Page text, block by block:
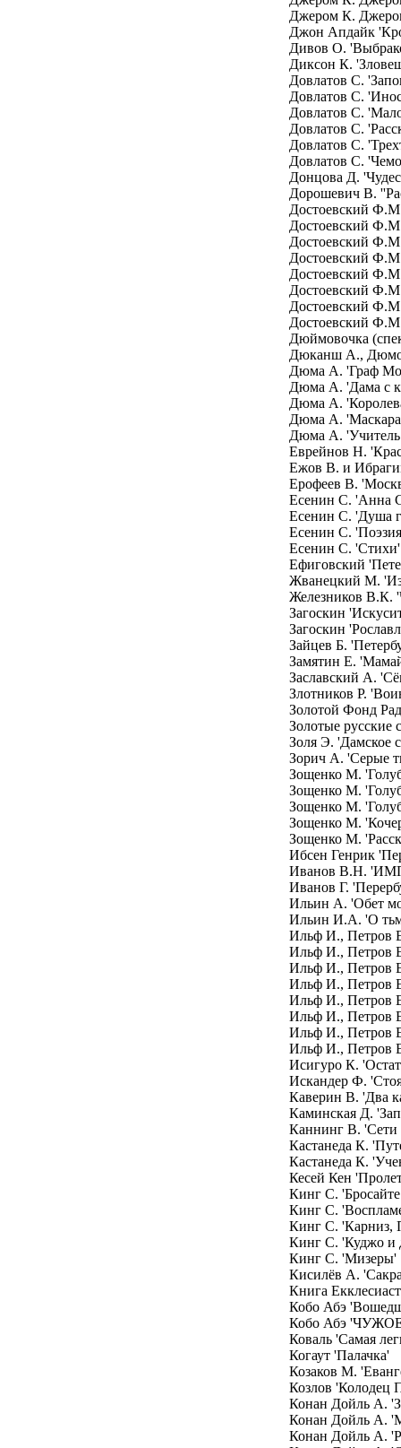
Джером К.
Джон Апдайк
Дивов О.
Диксон К.
Довлатов С.
Довлатов С.
Довлатов С.
Довлатов С.
Довлатов С.
Довлатов С.
Донцова Д.
Дорошевич В.
Достоевский
Достоевский
Достоевский
Достоевский
Достоевский
Достоевский Ф.М.
Достоевский
Достоевский
Дюймовочка
Дюканш А., Дюмо
Дюма А. 'Граф
Дюма А. 'Дама с
Дюма А.
Дюма А.
Дюма А. 'Учитель
Еврейнов Н.
Ежов В. и
Ерофеев В.
Есенин С. 'Анна
Есенин С. 'Душа
Есенин С.
Есенин С. 'Стихи'
Ефиговский
Жванецкий М.
Железников В.К.
Загоскин
Загоскин
Зайцев Б.
Замятин Е.
Заславский А.
Злотников Р.
Золотой Фонд
Золотые русские
Золя Э. 'Дамское
Зорич А. 'Серые
Зощенко М.
Зощенко М.
Зощенко М.
Зощенко М.
Зощенко М.
Ибсен Генрик
Иванов В.Н.
Иванов Г.
Ильин А. 'Обет
Ильин И.А. 'О
Ильф И., Петров
Ильф И., Петров
Ильф И., Петров
Ильф И., Петров
Ильф И., Петров
Ильф И., Петров
Ильф И., Петров
Ильф И., Петров
Исигуро К.
Искандер Ф.
Каверин В. 'Два
Каминская Д.
Каннинг В. 'Сети
Кастанеда К.
Кастанеда К.
Кесей Кен
Кинг С.
Кинг С.
Кинг С. 'Карниз,
Кинг С. 'Куджо и
Кинг С. 'Мизеры'
Кисилёв А.
Книга
Кобо Абэ
Кобо Абэ
Коваль 'Самая
Когаут 'Палачка'
Козаков М.
Козлов 'Колодец
Конан Дойль А.
Конан Дойль А.
Конан Дойль А.